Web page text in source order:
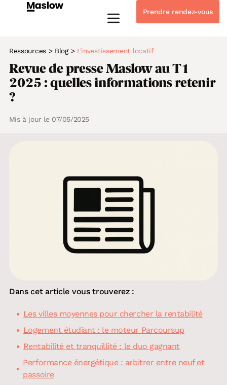
Prendre rendez-vous
Ressources> Blog> L'investissement locatif
Revue de presse Maslow au T1
2025 : quelles informations retenir
?
Mis à jour le 07/05/2025
Dans cet article vous trouverez :
Les villes moyennes pour chercher la rentabilité
Logement étudiant : le moteur Parcoursup
Rentabilité et tranquillité : le duo gagnant
Performance énergétique : arbitrer entre neuf et
passoire